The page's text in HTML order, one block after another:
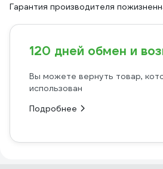
Гарантия производителя
120 дней обмен и
Вы можете вернуть товар,
использован
Подробнее